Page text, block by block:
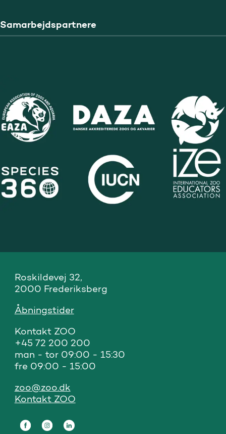
Samarbejdspartnere
Roskildevej 32,
2000 Frederiksberg
Åbningstider
Kontakt ZOO
+45 72 200 200
man - tor 09:00 - 15:30
fre 09:00 - 15:00
zoo@zoo.dk
Kontakt ZOO